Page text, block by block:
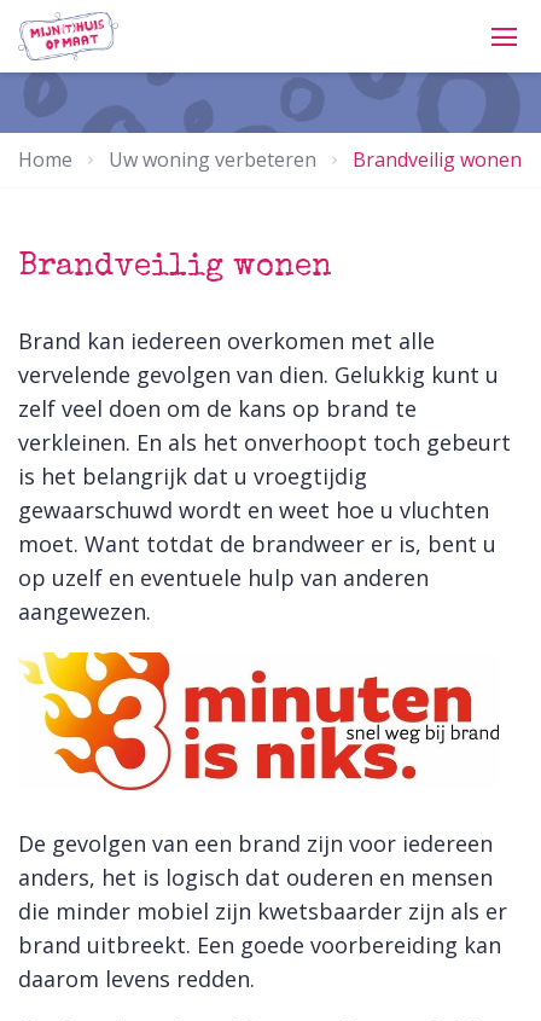
Home Uw woning verbeteren Brandveilig wonen
Brandveilig wonen
Brand kan iedereen overkomen met alle
vervelende gevolgen van dien. Gelukkig kunt u
zelf veel doen om de kans op brand te
verkleinen. En als het onverhoopt toch gebeurt
is het belangrijk dat u vroegtijdig
gewaarschuwd wordt en weet hoe u vluchten
moet. Want totdat de brandweer er is, bent u
op uzelf en eventuele hulp van anderen
aangewezen.
De gevolgen van een brand zijn voor iedereen
anders, het is logisch dat ouderen en mensen
die minder mobiel zijn kwetsbaarder zijn als er
brand uitbreekt. Een goede voorbereiding kan
daarom levens redden.